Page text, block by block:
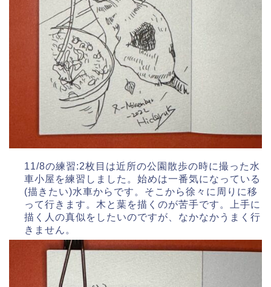
11/8の練習:2枚目は近所の公園散歩の時に撮った水
車小屋を練習しました。始めは一番気になっている
(描きたい)水車からです。そこから徐々に周りに移
って行きます。木と葉を描くのが苦手です。上手に
描く人の真似をしたいのですが、なかなかうまく行
きません。